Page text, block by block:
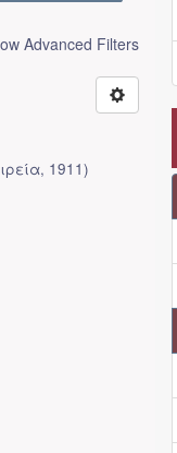
Advanced Filters
, 1911)